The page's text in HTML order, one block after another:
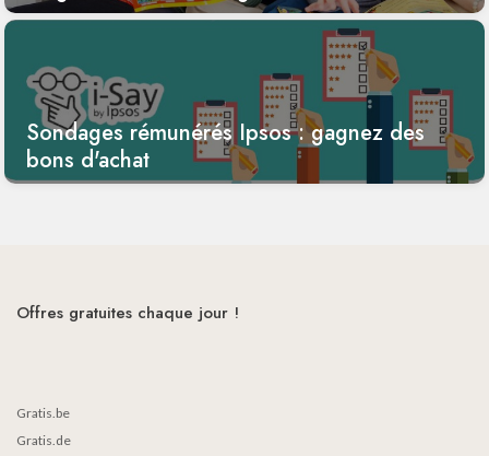
Sondages rémunérés Ipsos : gagnez des
bons d'achat
Offres gratuites chaque jour !
Gratis.be
Gratis.de